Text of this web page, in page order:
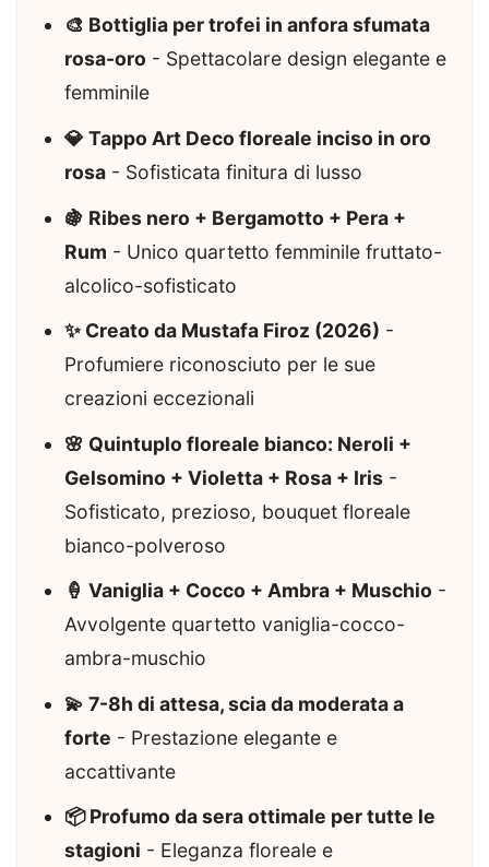
🎨 Bottiglia per trofei in anfora sfumata
rosa-oro - Spettacolare design elegante e
femminile
💎 Tappo Art Deco floreale inciso in oro
rosa- Sofisticata finitura di lusso
🍇 Ribes nero + Bergamotto + Pera +
Rum - Unico quartetto femminile fruttato-
alcolico-sofisticato
✨ Creato da Mustafa Firoz (2026) -
Profumiere riconosciuto per le sue
creazioni eccezionali
🌸 Quintuplo floreale bianco: Neroli +
Gelsomino + Violetta + Rosa + Iris-
Sofisticato, prezioso, bouquet floreale
bianco-polveroso
🍦 Vaniglia + Cocco + Ambra + Muschio -
Avvolgente quartetto vaniglia-cocco-
ambra-muschio
💫 7-8h di attesa, scia da moderata a
forte - Prestazione elegante e
accattivante
📦 Profumo da sera ottimale per tutte le
stagioni - Eleganza floreale e